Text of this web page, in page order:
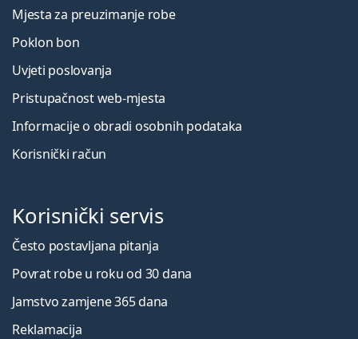
Mjesta za preuzimanje robe
Poklon bon
Uvjeti poslovanja
Pristupačnost web-mjesta
Informacije o obradi osobnih podataka
Korisnički račun
Korisnički servis
Često postavljana pitanja
Povrat robe u roku od 30 dana
Jamstvo zamjene 365 dana
Reklamacija